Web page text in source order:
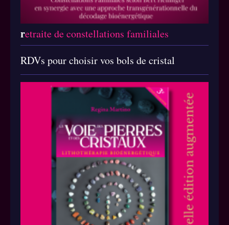
retraite de constellations familiales
RDVs pour choisir vos bols de cristal